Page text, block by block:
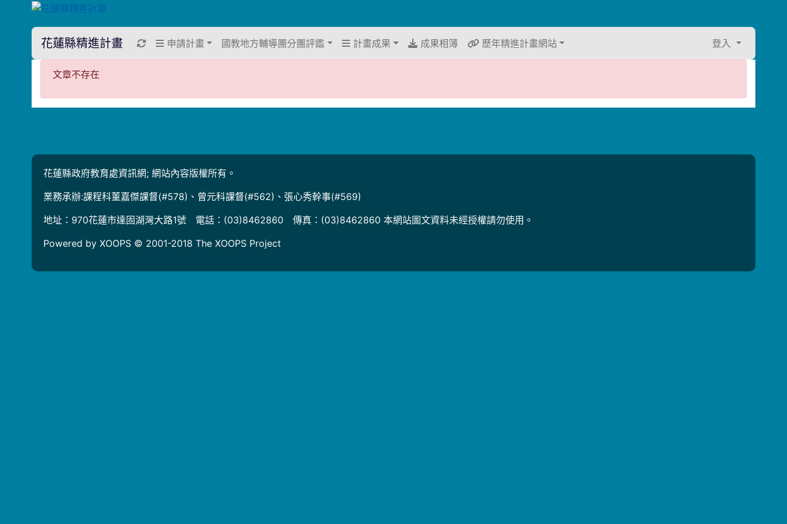
花蓮縣精進計畫 重新取得佈景設定
申請計畫 國教地方輔導團分團評鑑 計畫成果 成果相簿 歷年精進計畫網站 登入
文章不存在
文章不存在
花蓮縣政府教育處資訊網; 網站內容版權所有。
業務承辦:課程科董嘉傑課督(#578)、曾元科課督(#562)、張心秀幹事(#569)
地址：970花蓮市達固湖灣大路1號 電話：(03)8462860 傳真：(03)8462860 本網站圖文資料未經授權請勿使用。
Powered by XOOPS © 2001-2018 The XOOPS Project